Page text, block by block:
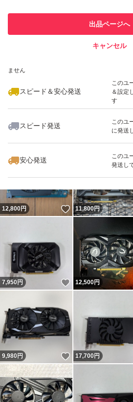
での取
ません
スピード＆安心発送
このユ
＆設定
す
スピード発送
このユ
に発送
安心発送
このユ
発送し
出品ページへ
キャンセル
12,800円 いいね！
11,800円
7,950円 いいね！
12,500円
9,980円 いいね！
17,700円